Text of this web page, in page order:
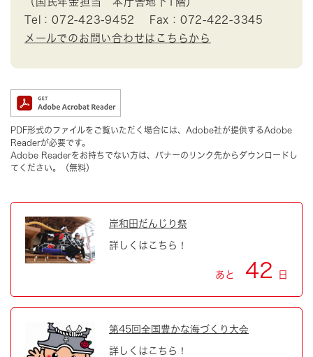
Tel：072-423-9452
Fax：072-422-3345
メールでのお問い合わせはこちらから
PDF形式のファイルをご覧いただく場合には、Adobe社が提供するAdobe
Readerが必要です。
Adobe Readerをお持ちでない方は、バナーのリンク先からダウンロードし
てください。（無料）
岸和田だんじり祭
詳しくはこちら！
あと 42 日
第45回全国豊かな海づくり大会
詳しくはこちら！